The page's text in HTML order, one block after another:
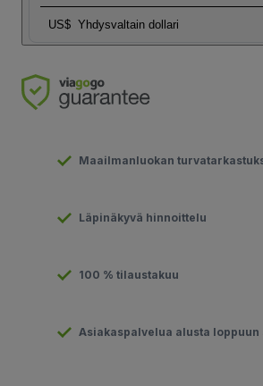
US$ Yhdysvaltain dollari
Maailmanluokan
Läpinäkyvä hinnoittelu
100 % tilaustakuu
Asiakaspalvelua alusta loppuun